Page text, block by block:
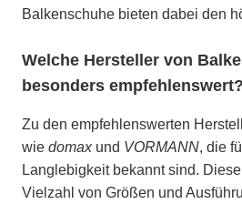
Balkenschuhe bieten dabei den
Welche Hersteller von
besonders empfehlenswert?
Zu den empfehlenswerten
wie domaxund VORMANN, die
Langlebigkeit bekannt sind.
Vielzahl von Größen und